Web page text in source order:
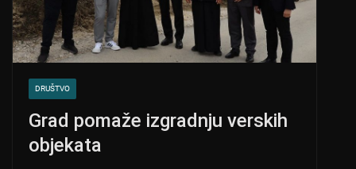
DRUŠTVO
Grad pomaže izgradnju verskih
objekata